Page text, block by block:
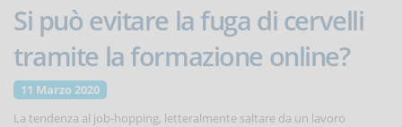
Si può evitare la fuga di cervelli
tramite la formazione online?
11 Marzo 2020
La tendenza al job-hopping, letteralmente saltare da un lavoro